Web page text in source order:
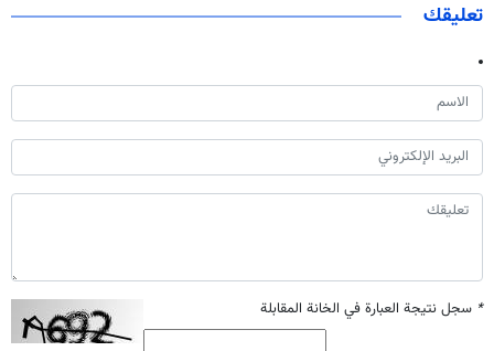
تعليقك
* سجل نتيجة العبارة في الخانة المقابلة